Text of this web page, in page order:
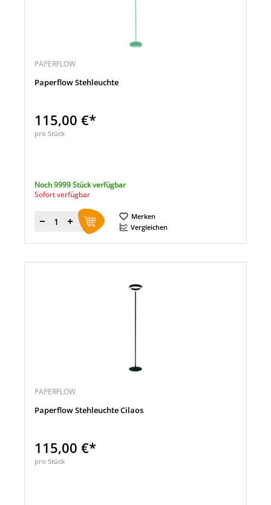
PAPERFLOW
Paperflow Stehleuchte
115,00 €*
pro Stück
Noch 9999 Stück verfügbar
Sofort verfügbar
Menge
Merken
Vergleichen
PAPERFLOW
Paperflow Stehleuchte Cilaos
115,00 €*
pro Stück